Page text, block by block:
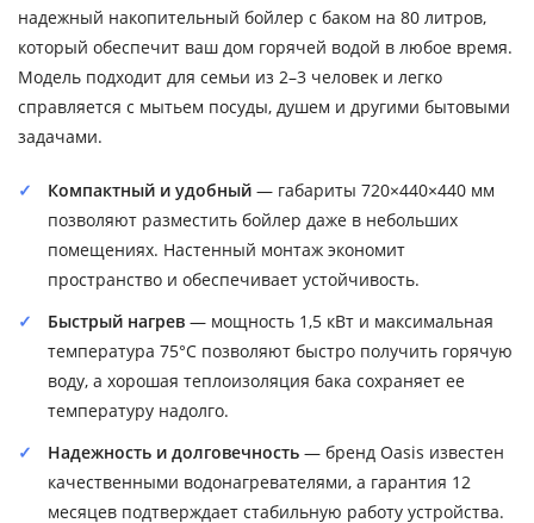
надежный накопительный бойлер с баком на 80 литров,
который обеспечит ваш дом горячей водой в любое время.
Модель подходит для семьи из 2–3 человек и легко
справляется с мытьем посуды, душем и другими бытовыми
задачами.
Компактный и удобный — габариты 720×440×440 мм
позволяют разместить бойлер даже в небольших
помещениях. Настенный монтаж экономит
пространство и обеспечивает устойчивость.
Быстрый нагрев — мощность 1,5 кВт и максимальная
температура 75°C позволяют быстро получить горячую
воду, а хорошая теплоизоляция бака сохраняет ее
температуру надолго.
Надежность и долговечность — бренд Oasis известен
качественными водонагревателями, а гарантия 12
месяцев подтверждает стабильную работу устройства.